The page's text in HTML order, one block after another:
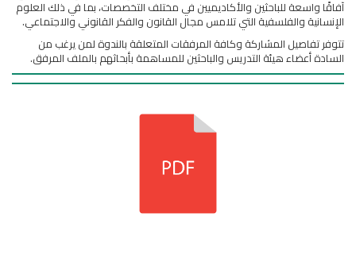
آفاقًا واسعة للباحثين والأكاديميين في مختلف التخصصات، بما في ذلك العلوم
الإنسانية والفلسفية التي تلامس مجال القانون والفكر القانوني والاجتماعي.
تتوفر تفاصيل المشاركة وكافة المرفقات المتعلقة بالندوة لمن يرغب من
السادة أعضاء هيئة التدريس والباحثين للمساهمة بأبحاثهم بالملف المرفق.